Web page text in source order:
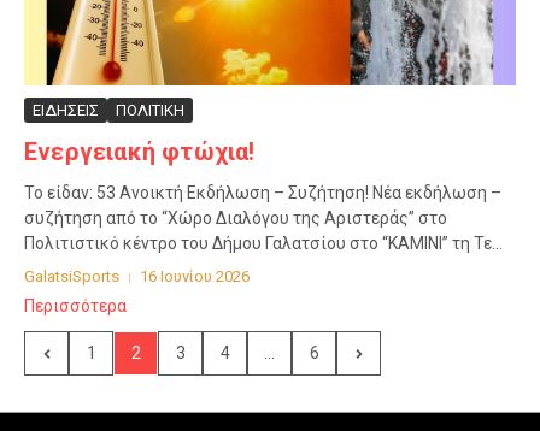
ΕΙΔΗΣΕΙΣ ΠΟΛΙΤΙΚΗ
Ενεργειακή φτώχια!
Το είδαν: 53 Ανοικτή Εκδήλωση – Συζήτηση! Νέα εκδήλωση –
συζήτηση από το “Χώρο Διαλόγου της Αριστεράς” στο
Πολιτιστικό κέντρο του Δήμου Γαλατσίου στο “ΚΑΜΙΝΙ” τη Τε...
GalatsiSports 16 Ιουνίου 2026
Περισσότερα
1 2 3 4 ... 6